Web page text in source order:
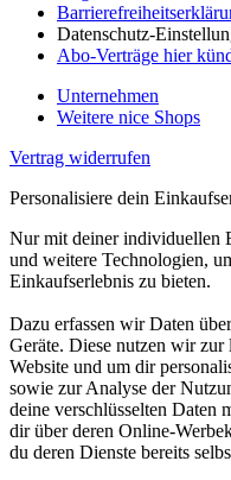
Datenschutz-
Abo-Verträge hier
Unternehmen
Weitere nice Shops
Vertrag widerrufen
Personalisiere dein
Nur mit deiner individuellen
und weitere Technologien,
Einkaufserlebnis zu bieten.
Dazu erfassen wir Daten
Geräte. Diese nutzen wir
Website und um dir
sowie zur Analyse der
deine verschlüsselten Daten
dir über deren Online-
du deren Dienste bereits